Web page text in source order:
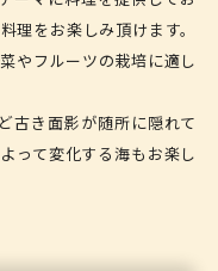
理をお楽しみ頂けます。
やフルーツの栽培に適し
古き面影が随所に隠れて
って変化する海もお楽し